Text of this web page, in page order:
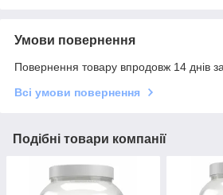
Умови повернення
Повернення товару впродовж 14 днів
Всі умови повернення
Подібні товари компанії